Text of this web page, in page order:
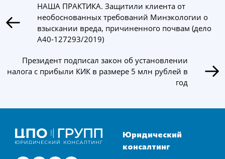
НАША ПРАКТИКА. Защитили клиента от
необоснованных требований Минэкологии о
взыскании вреда, причиненного почвам (дело
А40-127293/2019)
Президент подписал закон об установлении
налога с прибыли КИК в размере 5 млн рублей в
год
Юридический
консалтинг